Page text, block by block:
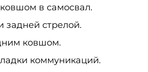
в самосвал.
задней стрелой.
ковшом.
коммуникаций.